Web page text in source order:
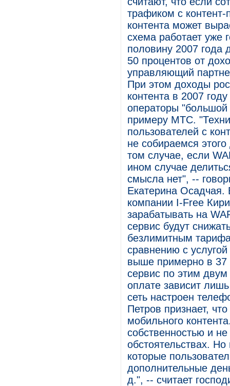
трафиком с
контента может
схема работает уже
половину 2007 года
50 процентов от
управляющий
При этом доходы
контента в 2007
операторы "большой
примеру МТС.
пользователей с
не собираемся
том случае, если
ином случае
смысла нет", --
Екатерина
компании I-Free
зарабатывать на
сервис будут
безлимитным
сравнению с
выше примерно в 37
сервис по этим
оплате зависит
сеть настроен
Петров признает,
мобильного
собственностью и
обстоятельствах.
которые
дополнительные
д.", -- считает